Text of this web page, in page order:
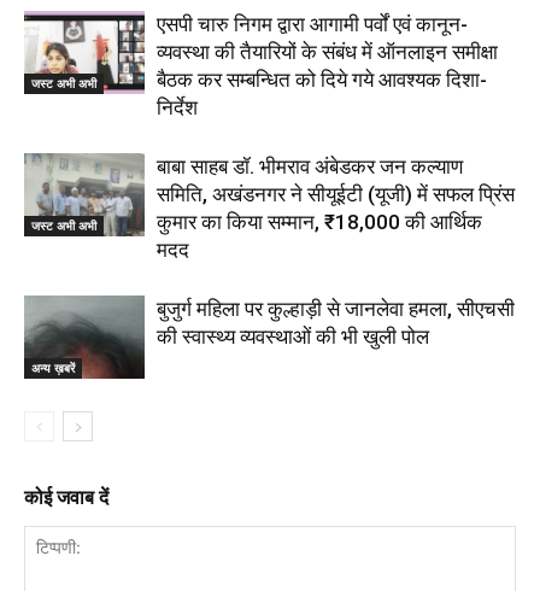
जस्ट अभी अभी
एसपी चारु निगम द्वारा आगामी पर्वों एवं कानून-
व्यवस्था की तैयारियों के संबंध में ऑनलाइन समीक्षा
बैठक कर सम्बन्धित को दिये गये आवश्यक दिशा-
निर्देश
जस्ट अभी अभी
बाबा साहब डॉ. भीमराव अंबेडकर जन कल्याण
समिति, अखंडनगर ने सीयूईटी (यूजी) में सफल प्रिंस
कुमार का किया सम्मान, ₹18,000 की आर्थिक
मदद
अन्य ख़बरें
बुजुर्ग महिला पर कुल्हाड़ी से जानलेवा हमला, सीएचसी
की स्वास्थ्य व्यवस्थाओं की भी खुली पोल
कोई जवाब दें